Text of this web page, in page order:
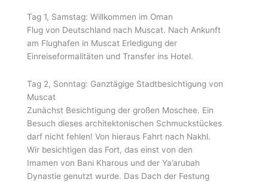
Tag 1, Samstag: Willkommen im Oman
Flug von Deutschland nach Muscat. Nach Ankunft
am Flughafen in Muscat Erledigung der
Einreiseformalitäten und Transfer ins Hotel.
Tag 2, Sonntag: Ganztägige Stadtbesichtigung von
Muscat
Zunächst Besichtigung der großen Moschee. Ein
Besuch dieses architektonischen Schmuckstückes
darf nicht fehlen! Von hieraus Fahrt nach Nakhl.
Wir besichtigen das Fort, das einst von den
Imamen von Bani Kharous und der Ya’arubah
Dynastie genutzt wurde. Das Dach der Festung